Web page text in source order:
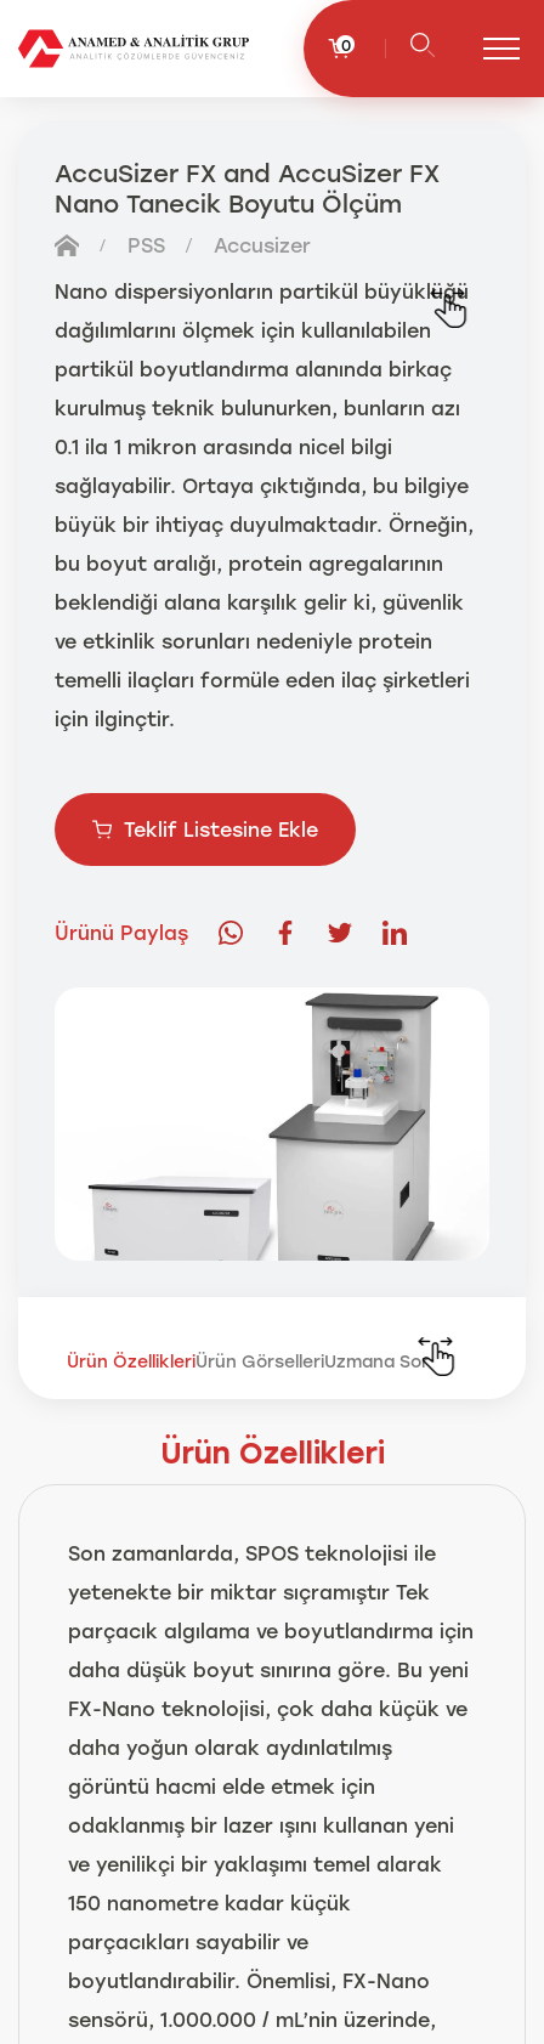
0
AccuSizer FX and AccuSizer FX
Nano Tanecik Boyutu Ölçüm
PSS
Accusizer
Nano dispersiyonların partikül büyüklüğü
dağılımlarını ölçmek için kullanılabilen
partikül boyutlandırma alanında birkaç
kurulmuş teknik bulunurken, bunların azı
0.1 ila 1 mikron arasında nicel bilgi
sağlayabilir. Ortaya çıktığında, bu bilgiye
büyük bir ihtiyaç duyulmaktadır. Örneğin,
bu boyut aralığı, protein agregalarının
beklendiği alana karşılık gelir ki, güvenlik
ve etkinlik sorunları nedeniyle protein
temelli ilaçları formüle eden ilaç şirketleri
için ilginçtir.
Teklif Listesine Ekle
Ürünü Paylaş
Ürün ÖzellikleriÜrün GörselleriUzmana Sor
Ürün Özellikleri
Son zamanlarda, SPOS teknolojisi ile
yetenekte bir miktar sıçramıştır Tek
parçacık algılama ve boyutlandırma için
daha düşük boyut sınırına göre. Bu yeni
FX-Nano teknolojisi, çok daha küçük ve
daha yoğun olarak aydınlatılmış
görüntü hacmi elde etmek için
odaklanmış bir lazer ışını kullanan yeni
ve yenilikçi bir yaklaşımı temel alarak
150 nanometre kadar küçük
parçacıkları sayabilir ve
boyutlandırabilir. Önemlisi, FX-Nano
sensörü, 1.000.000 / mL’nin üzerinde,